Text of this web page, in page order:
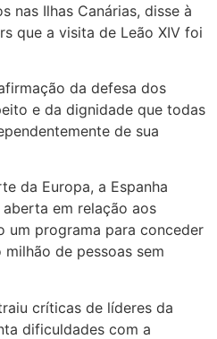
nas Ilhas Canárias, disse à
que a visita de Leão XIV foi
da defesa dos
e da dignidade que todas
de sua
da Europa, a Espanha
em relação aos
um programa para conceder
de pessoas sem
críticas de líderes da
dificuldades com a